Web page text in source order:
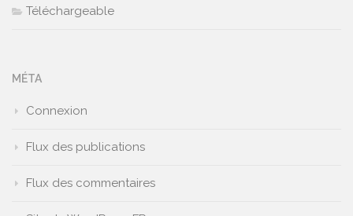
Téléchargeable
MÉTA
Connexion
Flux des publications
Flux des commentaires